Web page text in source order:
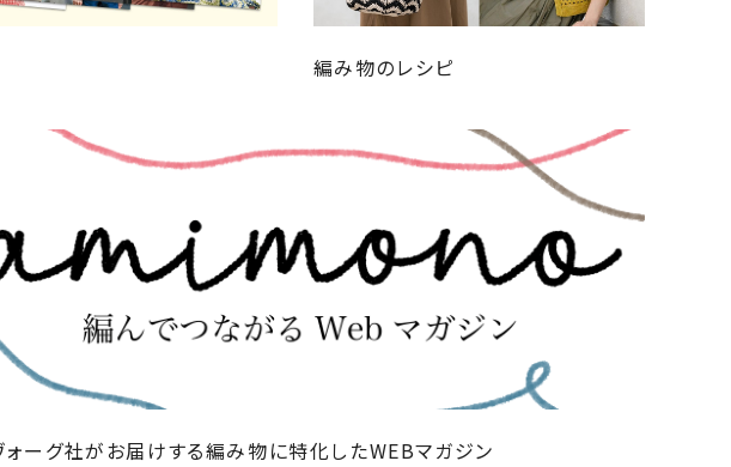
編み物のレシピ
ォーグ社がお届けする編み物に特化したWEBマガジン